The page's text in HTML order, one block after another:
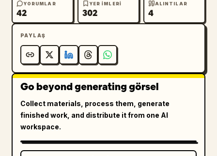
Oran 3:4
YORUMLAR
42
YER IMLERI
302
ALINTILAR
4
PAYLAŞ
Go beyond generating görsel
Collect materials, process them, generate
finished work, and distribute it from one AI
workspace.